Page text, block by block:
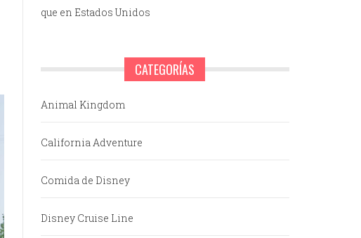
que en Estados Unidos
CATEGORÍAS
Animal Kingdom
California Adventure
Comida de Disney
Disney Cruise Line